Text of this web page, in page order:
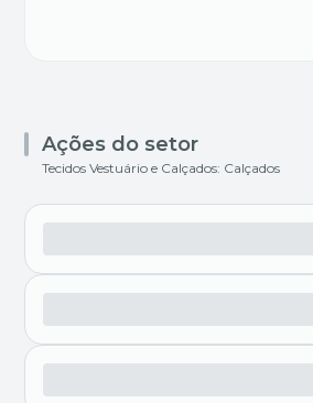
Ações do setor
Tecidos Vestuário e Calçados: Calçados